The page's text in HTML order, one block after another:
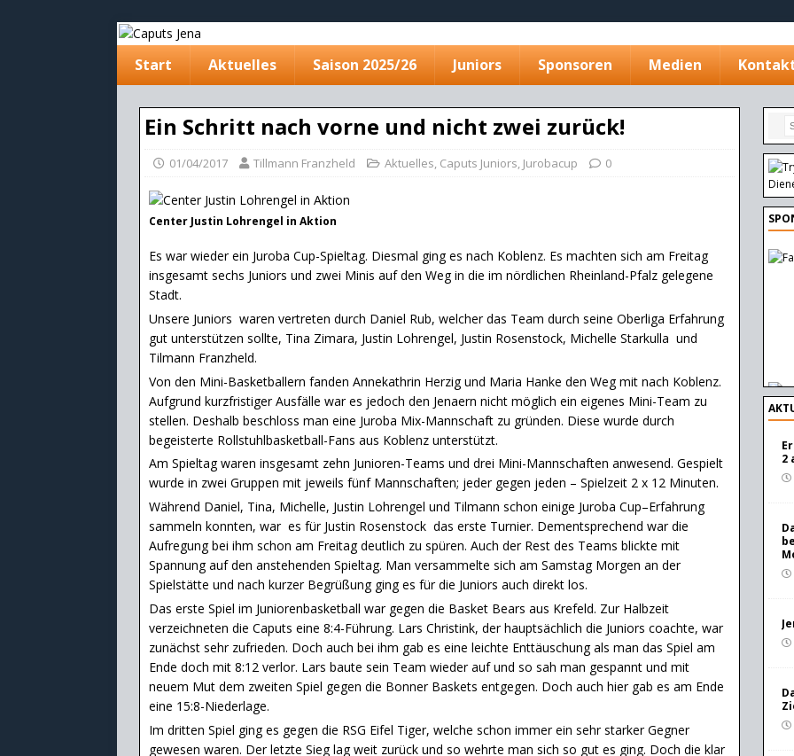
Start Aktuelles Saison 2025/26 Juniors Sponsoren Medien
Ein Schritt nach vorne und nicht zwei zurück!
01/04/2017 Tillmann Franzheld Aktuelles, Caputs Juniors, Jurobacup 0
Center Justin Lohrengel in Aktion
Es war wieder ein Juroba Cup-Spieltag. Diesmal ging es nach Koblenz. Es machten sich am Freitag
insgesamt sechs Juniors und zwei Minis auf den Weg in die im nördlichen Rheinland-Pfalz gelegene
Stadt.
Unsere Juniors waren vertreten durch Daniel Rub, welcher das Team durch seine Oberliga Erfahrung
gut unterstützen sollte, Tina Zimara, Justin Lohrengel, Justin Rosenstock, Michelle Starkulla und
Tilmann Franzheld.
Von den Mini-Basketballern fanden Annekathrin Herzig und Maria Hanke den Weg mit nach Koblenz.
Aufgrund kurzfristiger Ausfälle war es jedoch den Jenaern nicht möglich ein eigenes Mini-Team zu
stellen. Deshalb beschloss man eine Juroba Mix-Mannschaft zu gründen. Diese wurde durch
begeisterte Rollstuhlbasketball-Fans aus Koblenz unterstützt.
Am Spieltag waren insgesamt zehn Junioren-Teams und drei Mini-Mannschaften anwesend. Gespielt
wurde in zwei Gruppen mit jeweils fünf Mannschaften; jeder gegen jeden – Spielzeit 2 x 12 Minuten.
Während Daniel, Tina, Michelle, Justin Lohrengel und Tilmann schon einige Juroba Cup–Erfahrung
sammeln konnten, war es für Justin Rosenstock das erste Turnier. Dementsprechend war die
Aufregung bei ihm schon am Freitag deutlich zu spüren. Auch der Rest des Teams blickte mit
Spannung auf den anstehenden Spieltag. Man versammelte sich am Samstag Morgen an der
Spielstätte und nach kurzer Begrüßung ging es für die Juniors auch direkt los.
Das erste Spiel im Juniorenbasketball war gegen die Basket Bears aus Krefeld. Zur Halbzeit
verzeichneten die Caputs eine 8:4-Führung. Lars Christink, der hauptsächlich die Juniors coachte, war
zunächst sehr zufrieden. Doch auch bei ihm gab es eine leichte Enttäuschung als man das Spiel am
Ende doch mit 8:12 verlor. Lars baute sein Team wieder auf und so sah man gespannt und mit
neuem Mut dem zweiten Spiel gegen die Bonner Baskets entgegen. Doch auch hier gab es am Ende
eine 15:8-Niederlage.
Im dritten Spiel ging es gegen die RSG Eifel Tiger, welche schon immer ein sehr starker Gegner
gewesen waren. Der letzte Sieg lag weit zurück und so wehrte man sich so gut es ging. Doch die klar
2